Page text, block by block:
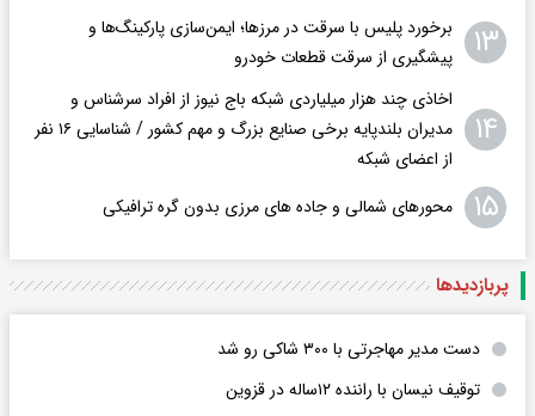
۱۳
برخورد پلیس با سرقت در مرزها؛ ایمن‌سازی پارکینگ‌ها و
پیشگیری از سرقت قطعات خودرو
۱۴
اخاذی چند هزار میلیاردی شبکه باج نیوز از افراد سرشناس و
مدیران بلندپایه برخی صنایع بزرگ و مهم کشور / شناسایی ۱۶ نفر
از اعضای شبکه
۱۵ محورهای شمالی و جاده های مرزی بدون گره ترافیکی
پربازدید‌ها
دست مدیر مهاجرتی با ۳۰۰ شاکی رو شد
توقیف نیسان با راننده ۱۲ساله در قزوین